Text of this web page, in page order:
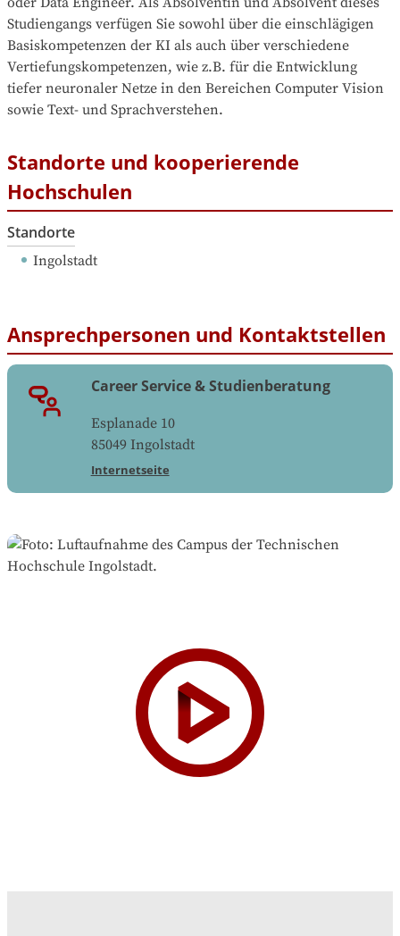
Studiengangs verfügen Sie sowohl über die einschlägigen
Basiskompetenzen der KI als auch über verschiedene
Vertiefungskompetenzen, wie z.B. für die Entwicklung
tiefer neuronaler Netze in den Bereichen Computer Vision
sowie Text- und Sprachverstehen.
Standorte und kooperierende
Hochschulen
Standorte
Ingolstadt
Ansprechpersonen und Kontaktstellen
Career Service & Studienberatung
Esplanade 10
85049 Ingolstadt
Internetseite